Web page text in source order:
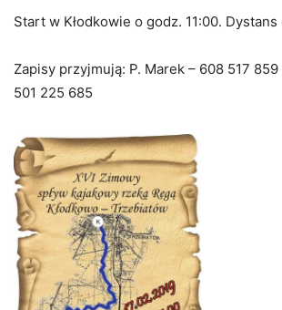
Start w Kłodkowie o godz. 11:00. Dystans
Zapisy przyjmują: P. Marek – 608 517
501 225 685